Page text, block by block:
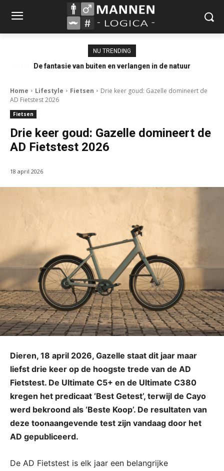
NU TRENDING
De fantasie van buiten en verlangen in de natuur
Home Lifestyle Fietsen
Drie keer goud: Gazelle domineert de
AD Fietstest 2026
Fietsen
Drie keer goud: Gazelle domineert de
AD Fietstest 2026
18 april 2026
Dieren, 18 april 2026, Gazelle staat dit jaar maar
liefst drie keer op de hoogste trede van de AD
Fietstest. De Ultimate C5+ en de Ultimate C380
kregen het predicaat ‘Best Getest’, terwijl de Cayo
werd bekroond als ‘Beste Koop’. De resultaten van
deze toonaangevende test zijn vandaag door het
AD gepubliceerd.
De AD Fietstest is elk jaar een belangrijke